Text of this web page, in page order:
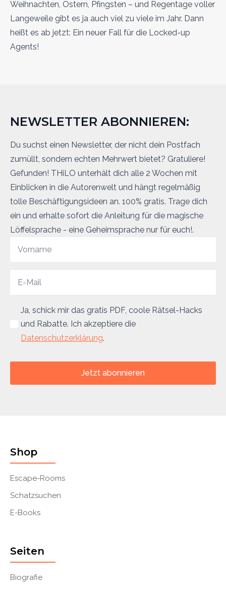
Weihnachten, Ostern, Pfingsten – und Regentage voller
Langeweile gibt es ja auch viel zu viele im Jahr. Dann
heißt es ab jetzt: Ein neuer Fall für die Locked-up
Agents!
NEWSLETTER ABONNIEREN:
Du suchst einen Newsletter, der nicht dein Postfach
zumüllt, sondern echten Mehrwert bietet? Gratuliere!
Gefunden! THiLO unterhält dich alle 2 Wochen mit
Einblicken in die Autorenwelt und hängt regelmäßig
tolle Beschäftigungsideen an. 100% gratis. Trage dich
ein und erhalte sofort die Anleitung für die magische
Löffelsprache - eine Geheimsprache nur für euch!.
Ja, schick mir das gratis PDF, coole Rätsel-Hacks
und Rabatte. Ich akzeptiere die
Datenschutzerklärung.
Jetzt abonnieren
Shop
Escape-Rooms
Schatzsuchen
E-Books
Seiten
Biografie